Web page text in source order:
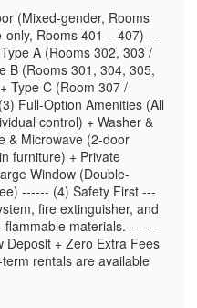
(Mixed-gender, Rooms
Rooms 401 – 407) ---
A (Rooms 302, 303 /
B (Rooms 301, 304, 305,
Type C (Room 307 /
Full-Option Amenities (All
control) + Washer &
& Microwave (2-door
furniture) + Private
Window (Double-
------ (4) Safety First ---
fire extinguisher, and
materials. ------
Deposit + Zero Extra Fees
rentals are available